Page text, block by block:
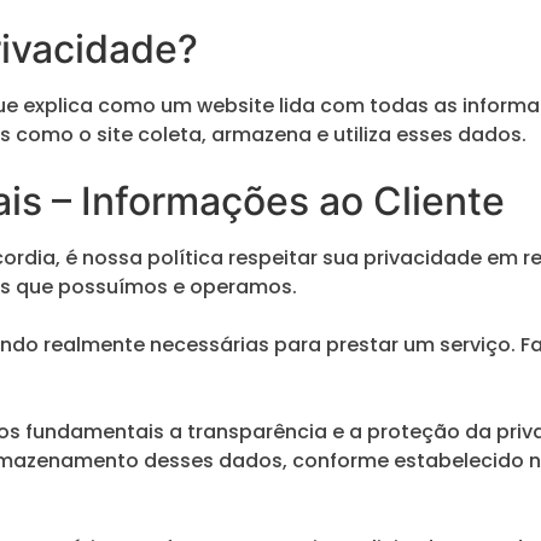
explica como um website lida com todas as
o site coleta, armazena e utiliza esses dados.
– Informações ao Cliente
é nossa política respeitar sua privacidade em
que possuímos e operamos.
realmente necessárias para prestar um serviço.
fundamentais a transparência e a proteção da
desses dados, conforme estabelecido na